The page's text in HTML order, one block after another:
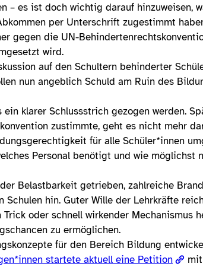
– es ist doch wichtig darauf hinzuweisen,
per Unterschrift zugestimmt
gegen die UN-
wird.
auf den Schultern behinderter
nun angeblich Schuld am Ruin des
klarer Schlussstrich gezogen werden.
zustimmte, geht es nicht mehr
für alle Schüler*innen
Personal benötigt und wie möglichst
Belastbarkeit getrieben, zahlreiche
hin. Guter Wille der Lehrkräfte
oder schnell wirkender Mechanismus
zu ermöglichen.
für den Bereich Bildung
startete aktuell eine Petition